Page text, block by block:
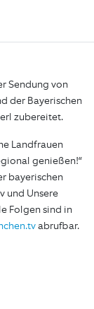
Sendung von
der Bayerischen
zubereitet.
Landfrauen
genießen!“
bayerischen
und Unsere
Folgen sind in
abrufbar.